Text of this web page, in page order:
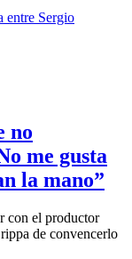
no
me gusta
la mano”
con el productor
de convencerlo